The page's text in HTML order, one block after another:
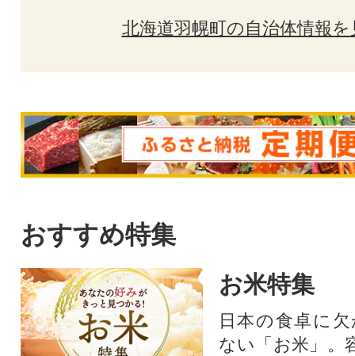
北海道羽幌町の自治体情報を
おすすめ特集
お米特集
日本の食卓に
ない「お米」。